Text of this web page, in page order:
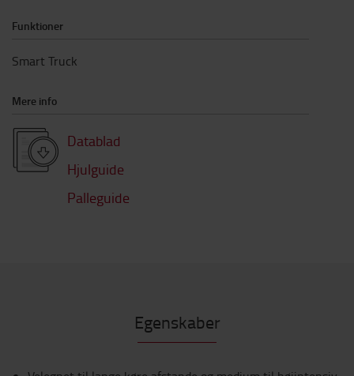
Funktioner
Smart Truck
Mere info
Datablad
Hjulguide
Palleguide
Egenskaber